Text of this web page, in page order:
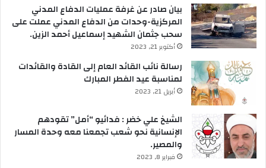
بيان صادر عن غرفة عمليات الدفاع المدني
المركزية-وحدات من الدفاع المدني عملت على
سحب جثمان الشهيد إسماعيل أحمد الزين.
أكتوبر 21, 2023
رسالة نائب القائد العام إلى القادة والقائدات
لمناسبة عيد الفطر المبارك
أبريل 21, 2023
الشيخ علي خضر : فدائيو “أمل” تقودهم
الإنسانية نحو شعب تجمعنا معه وحدة المسار
والمصير.
فبراير 8, 2023